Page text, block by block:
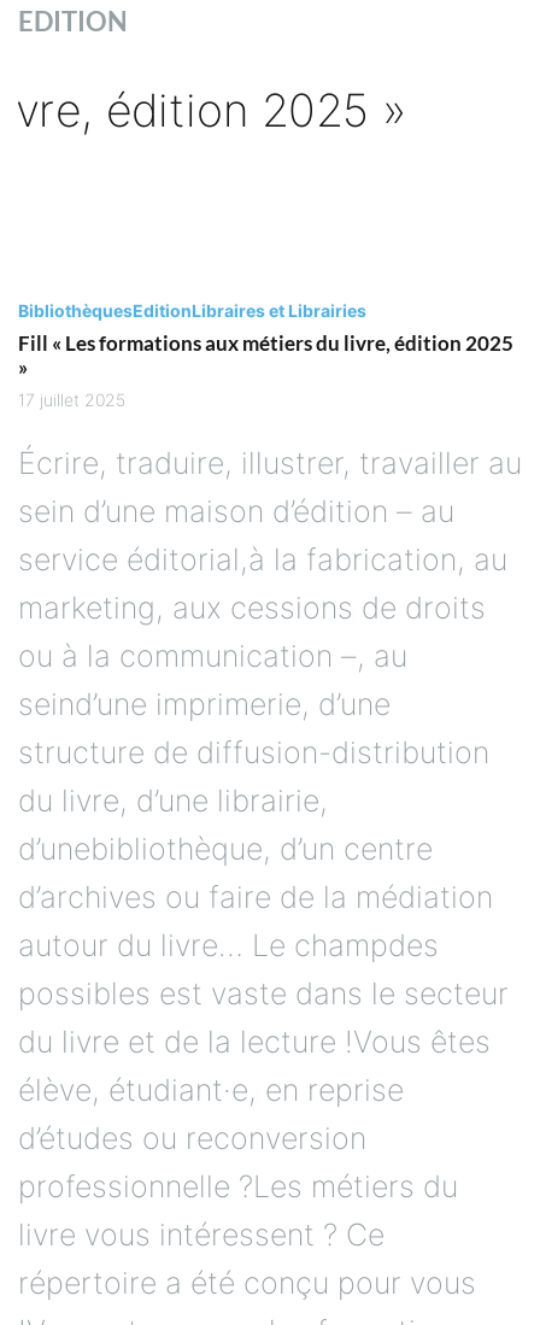
EDITION
BibliothèquesEditionLibraires et Librairies
Fill « Les formations aux métiers du livre, édition 2025
»
17 juillet 2025
Écrire, traduire, illustrer, travailler au
sein d’une maison d’édition – au
service éditorial,à la fabrication, au
marketing, aux cessions de droits
ou à la communication –, au
seind’une imprimerie, d’une
structure de diffusion-distribution
du livre, d’une librairie,
d’unebibliothèque, d’un centre
d’archives ou faire de la médiation
autour du livre… Le champdes
possibles est vaste dans le secteur
du livre et de la lecture !Vous êtes
élève, étudiant·e, en reprise
d’études ou reconversion
professionnelle ?Les métiers du
livre vous intéressent ? Ce
répertoire a été conçu pour vous